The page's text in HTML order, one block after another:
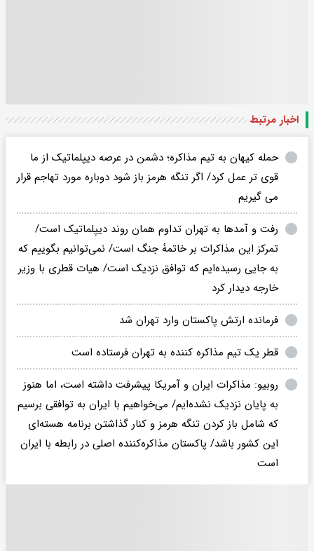
اخبار مرتبط
حمله کیهان به تیم مذاکره؛ دشمن در عرصه دیپلماتیک از ما
قوی تر عمل کرد/ اگر تنگه هرمز باز شود دوباره مورد تهاجم قرار
می گیریم
رفت و آمدها به تهران تداوم همان روند دیپلماتیک است/
تمرکز این مذاکرات بر خاتمهٔ جنگ است/ نمی‌توانیم بگوییم که
به‌ جایی رسیده‌ایم که توافق نزدیک است/ هیات قطری با وزیر
خارجه دیدار کرد
فرمانده ارتش پاکستان وارد تهران شد
قطر یک تیم مذاکره کننده به تهران فرستاده است
روبیو: مذاکرات ایران و آمریکا پیشرفت داشته است، اما هنوز
به پایان نزدیک نشده‌ایم/ می‌خواهیم با ایران به توافقی برسیم
که شامل باز کردن تنگه هرمز و کنار گذاشتن برنامه هسته‌ای
این کشور باشد/ پاکستان مذاکره‌کننده اصلی در رابطه با ایران
است